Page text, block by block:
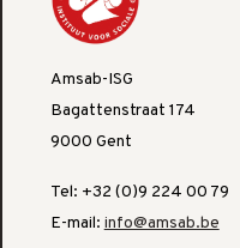
Amsab-ISG
Bagattenstraat 174
9000 Gent
Tel: +32 (0)9 224 00 79
E-mail: info@amsab.be